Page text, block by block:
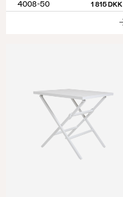
4008-50 1 815 DKK